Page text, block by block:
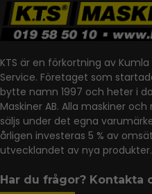
KTS är en förkortning av
Service. Företaget som
bytte namn 1997 och heter i
Maskiner AB. Alla maskiner och
säljs under det egna
årligen investeras 5 % av
utvecklandet av nya produkter.
Har du frågor? Kontakta